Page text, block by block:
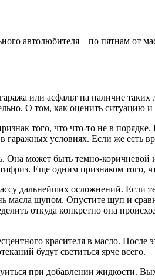
автолюбителя – по пятнам от
или асфальт на наличие
О том, как оценить ситуацию и
того, что что-то не в
условиях. Если же есть
может быть темно-коричневой
Еще одним признаком того,
дальнейших осложнений. Если
масла щупом. Опустите щуп и
откуда конкретно она
красителя в масло. После
будут светиться ярче всего.
при добавлении жидкости.